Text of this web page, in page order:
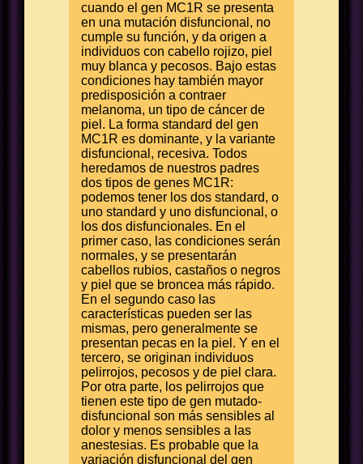
cuando el gen MC1R se presenta
en una mutación disfuncional, no
cumple su función, y da origen a
individuos con cabello rojizo, piel
muy blanca y pecosos. Bajo estas
condiciones hay también mayor
predisposición a contraer
melanoma, un tipo de cáncer de
piel. La forma standard del gen
MC1R es dominante, y la variante
disfuncional, recesiva. Todos
heredamos de nuestros padres
dos tipos de genes MC1R:
podemos tener los dos standard, o
uno standard y uno disfuncional, o
los dos disfuncionales. En el
primer caso, las condiciones serán
normales, y se presentarán
cabellos rubios, castaños o negros
y piel que se broncea más rápido.
En el segundo caso las
características pueden ser las
mismas, pero generalmente se
presentan pecas en la piel. Y en el
tercero, se originan individuos
pelirrojos, pecosos y de piel clara.
Por otra parte, los pelirrojos que
tienen este tipo de gen mutado-
disfuncional son más sensibles al
dolor y menos sensibles a las
anestesias. Es probable que la
variación disfuncional del gen